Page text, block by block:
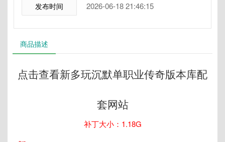
发布时间 2026-06-18 21:46:15
商品描述
点击查看新多玩沉默单职业传奇版本库配
套网站
补丁大小：1.18G